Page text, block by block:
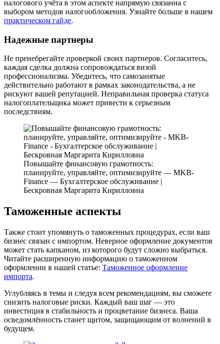
налогового учёта в этом аспекте напрямую связанна с
выбором методов налогообложения. Узнайте больше в нашем
практическом гайде.
Надежные партнеры
Не пренебрегайте проверкой своих партнеров. Согласитесь,
каждая сделка должна сопровождаться визой
профессионализма. Убедитесь, что самозанятые
действительно работают в рамках законодательства, а не
рискуют вашей репутацией. Неправильная проверка статуса
налогоплательщика может привести к серьезным
последствиям.
Повышайте финансовую грамотность:
планируйте, управляйте, оптимизируйте — MKB-
Finance — Бухгалтерское обслуживание |
Бескровная Маргарита Кирилловна
Таможенные аспекты
Также стоит упомянуть о таможенных процедурах, если ваш
бизнес связан с импортом. Неверное оформление документов
может стать капканом, из которого будут сложно выбраться.
Читайте расширенную информацию о таможенном
оформлении в нашей статье: Таможенное оформление
импорта.
Углубляясь в темы и следуя всем рекомендациям, вы сможете
снизить налоговые риски. Каждый ваш шаг — это
инвестиция в стабильность и процветание бизнеса. Ваша
осведомлённость станет щитом, защищающим от волнений в
будущем.